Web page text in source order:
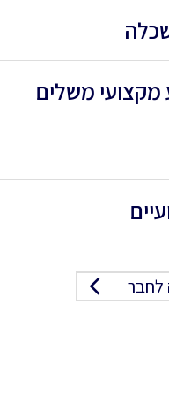
מקצועי משלים
לחבר